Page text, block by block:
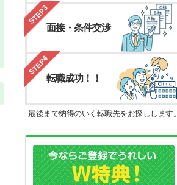
STEP3
面接・条件交渉
STEP4
転職成功！！
最後まで納得のいく転職先をお探しします。